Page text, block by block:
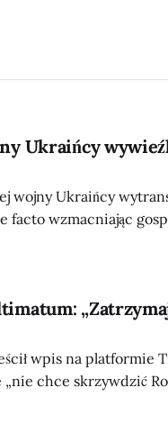
Ukraińcy
wojny Ukraińcy
facto wzmacniając
druzgocący wpływ na
z kraju,
wpis na platformie
chce skrzywdzić
do stawiania